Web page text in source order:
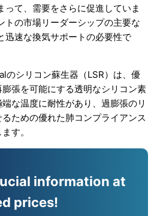
って、需要をさらに促進していま
トの市場リーダーシップの主要な
迅速な換気サポートの必要性で
のシリコン蘇生器（LSR）は、優
張を可能にする透明なシリコン素
な温度に耐性があり、過膨張のリ
ための優れた肺コンプライアンス
す。
information at
prices!